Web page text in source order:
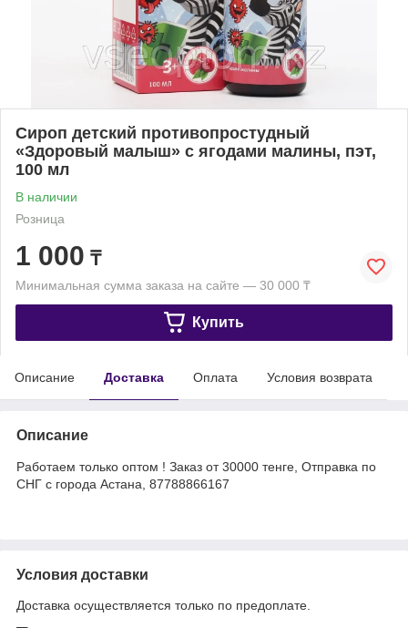
Сироп детский противопростудный
«Здоровый малыш» с ягодами малины, пэт,
100 мл
В наличии
Розница
1 000 ₸
Минимальная сумма заказа на сайте — 30 000 ₸
Купить
Описание Доставка Оплата Условия возврата
Описание
Работаем только оптом ! Заказ от 30000 тенге, Отправка по
СНГ с города Астана, 87788866167
Условия доставки
Доставка осуществляется только по предоплате.